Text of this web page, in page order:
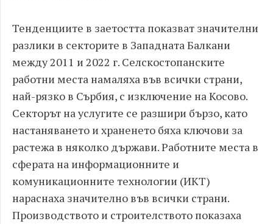
Тенденциите в заетостта показват значителни
разлики в секторите в Западната Балкани
между 2011 и 2022 г. Селскостопанските
работни места намаляха във всички страни,
най-рязко в Сърбия, с изключение на Косово.
Секторът на услугите се разшири бързо, като
настаняването и храненето бяха ключови за
растежа в няколко държави. Работните места в
сферата на информационните и
комуникационните технологии (ИКТ)
нараснаха значително във всички страни.
Производството и строителството показаха